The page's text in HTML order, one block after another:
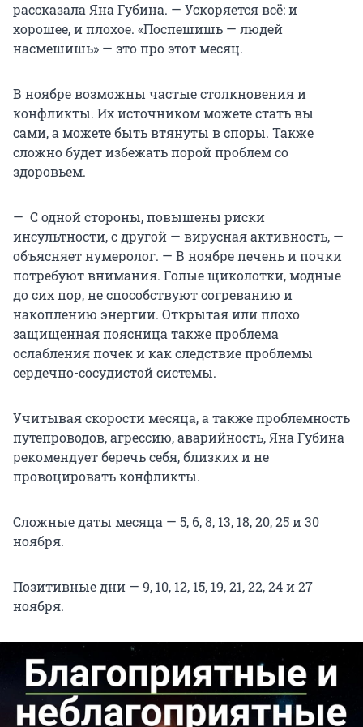
рассказала Яна Губина. — Ускоряется всё: и
хорошее, и плохое. «Поспешишь — людей
насмешишь» — это про этот месяц.
В ноябре возможны частые столкновения и
конфликты. Их источником можете стать вы
сами, а можете быть втянуты в споры. Также
сложно будет избежать порой проблем со
здоровьем.
— С одной стороны, повышены риски
инсультности, с другой — вирусная активность, —
объясняет нумеролог. — В ноябре печень и почки
потребуют внимания. Голые щиколотки, модные
до сих пор, не способствуют согреванию и
накоплению энергии. Открытая или плохо
защищенная поясница также проблема
ослабления почек и как следствие проблемы
сердечно-сосудистой системы.
Учитывая скорости месяца, а также проблемность
путепроводов, агрессию, аварийность, Яна Губина
рекомендует беречь себя, близких и не
провоцировать конфликты.
Сложные даты месяца — 5, 6, 8, 13, 18, 20, 25 и 30
ноября.
Позитивные дни — 9, 10, 12, 15, 19, 21, 22, 24 и 27
ноября.